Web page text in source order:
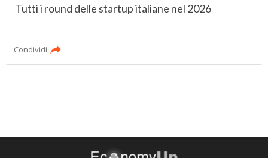
Tutti i round delle startup italiane nel 2026
Condividi